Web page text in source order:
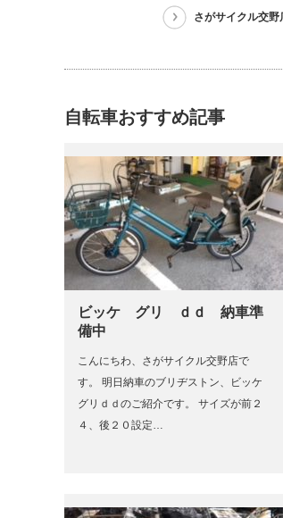
さがサイクル交
自転車おすすめ記事
ビッケ グリ ｄｄ 納車準
備中
こんにちわ、さがサイクル交野店で
す。 明日納車のブリヂストン、ビッケ
グリｄｄのご紹介です。 サイズが前２
４、後２０設定…